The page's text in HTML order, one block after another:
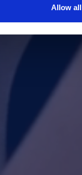
Allow all